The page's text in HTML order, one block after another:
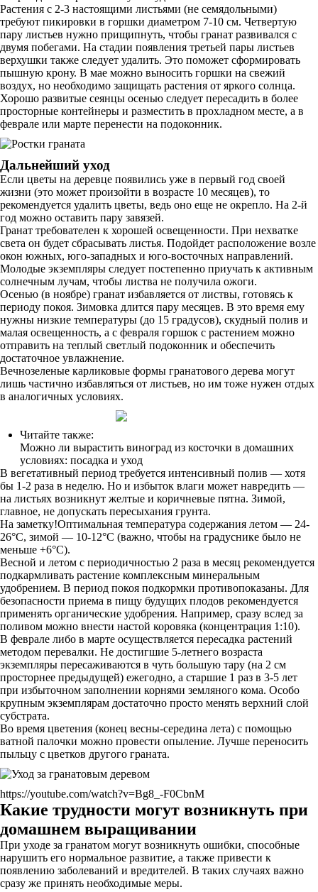
Растения с 2-3 настоящими листьями (не семядольными)
требуют пикировки в горшки диаметром 7-10 см. Четвертую
пару листьев нужно прищипнуть, чтобы гранат развивался с
двумя побегами. На стадии появления третьей пары листьев
верхушки также следует удалить. Это поможет сформировать
пышную крону. В мае можно выносить горшки на свежий
воздух, но необходимо защищать растения от яркого солнца.
Хорошо развитые сеянцы осенью следует пересадить в более
просторные контейнеры и разместить в прохладном месте, а в
феврале или марте перенести на подоконник.
Дальнейший уход
Если цветы на деревце появились уже в первый год своей
жизни (это может произойти в возрасте 10 месяцев), то
рекомендуется удалить цветы, ведь оно еще не окрепло. На 2-й
год можно оставить пару завязей.
Гранат требователен к хорошей освещенности. При нехватке
света он будет сбрасывать листья. Подойдет расположение возле
окон южных, юго-западных и юго-восточных направлений.
Молодые экземпляры следует постепенно приучать к активным
солнечным лучам, чтобы листва не получила ожоги.
Осенью (в ноябре) гранат избавляется от листвы, готовясь к
периоду покоя. Зимовка длится пару месяцев. В это время ему
нужны низкие температуры (до 15 градусов), скудный полив и
малая освещенность, а с февраля горшок с растением можно
отправить на теплый светлый подоконник и обеспечить
достаточное увлажнение.
Вечнозеленые карликовые формы гранатового дерева могут
лишь частично избавляться от листьев, но им тоже нужен отдых
в аналогичных условиях.
Читайте также:
Можно ли вырастить виноград из косточки в домашних
условиях: посадка и уход
В вегетативный период требуется интенсивный полив — хотя
бы 1-2 раза в неделю. Но и избыток влаги может навредить —
на листьях возникнут желтые и коричневые пятна. Зимой,
главное, не допускать пересыхания грунта.
На заметку!Оптимальная температура содержания летом — 24-
26°C, зимой — 10-12°C (важно, чтобы на градуснике было не
меньше +6°C).
Весной и летом с периодичностью 2 раза в месяц рекомендуется
подкармливать растение комплексным минеральным
удобрением. В период покоя подкормки противопоказаны. Для
безопасности приема в пищу будущих плодов рекомендуется
применять органические удобрения. Например, сразу вслед за
поливом можно внести настой коровяка (концентрация 1:10).
В феврале либо в марте осуществляется пересадка растений
методом перевалки. Не достигшие 5-летнего возраста
экземпляры пересаживаются в чуть большую тару (на 2 см
просторнее предыдущей) ежегодно, а старшие 1 раз в 3-5 лет
при избыточном заполнении корнями земляного кома. Особо
крупным экземплярам достаточно просто менять верхний слой
субстрата.
Во время цветения (конец весны-середина лета) с помощью
ватной палочки можно провести опыление. Лучше переносить
пыльцу с цветков другого граната.
https://youtube.com/watch?v=Bg8_-F0CbnM
Какие трудности могут возникнуть при
домашнем выращивании
При уходе за гранатом могут возникнуть ошибки, способные
нарушить его нормальное развитие, а также привести к
появлению заболеваний и вредителей. В таких случаях важно
сразу же принять необходимые меры.